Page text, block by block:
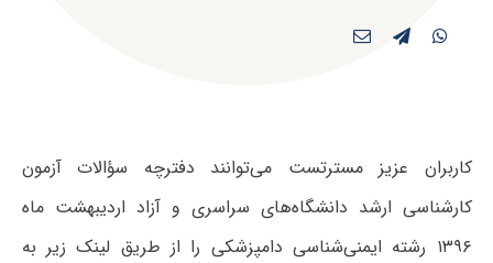
کاربران عزیز مسترتست می‌توانند دفترچه سؤالات آزمون
کارشناسی ارشد دانشگاه‌های سراسری و آزاد اردیبهشت ماه
۱۳۹۶ رشته ایمنی‌شناسی دامپزشکی را از طریق لینک‌ زیر به